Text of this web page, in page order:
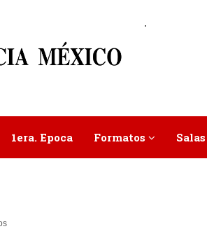
.
1era. Epoca Formatos Salas